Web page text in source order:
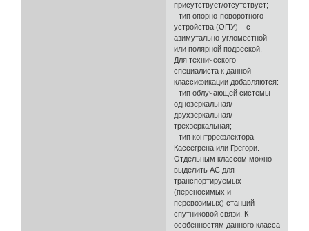
присутствует/отсутствует;
- тип опорно-поворотного
устройства (ОПУ) – с
азимутально-угломестной
или полярной подвеской.
Для технического
специалиста к данной
классификации добавляются:
- тип облучающей системы –
однозеркальная/
двухзеркальная/
трехзеркальная;
- тип контррефлектора –
Кассегрена или Грегори.
Отдельным классом можно
выделить АС для
транспортируемых
(переносимых и
перевозимых) станций
спутниковой связи. К
особенностям данного класса